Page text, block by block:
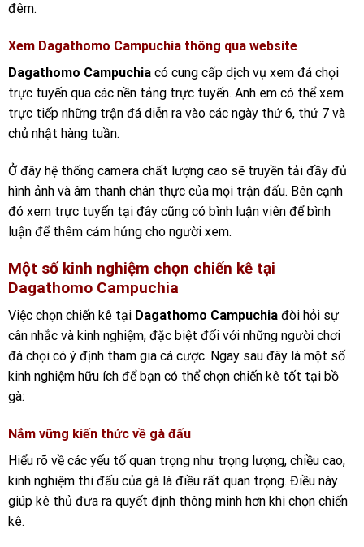
đêm.
Xem Dagathomo Campuchia thông qua website
Dagathomo Campuchia có cung cấp dịch vụ xem đá chọi
trực tuyến qua các nền tảng trực tuyến. Anh em có thể xem
trực tiếp những trận đá diễn ra vào các ngày thứ 6, thứ 7 và
chủ nhật hàng tuần.
Ở đây hệ thống camera chất lượng cao sẽ truyền tải đầy đủ
hình ảnh và âm thanh chân thực của mọi trận đấu. Bên cạnh
đó xem trực tuyến tại đây cũng có bình luận viên để bình
luận để thêm cảm hứng cho người xem.
Một số kinh nghiệm chọn chiến kê tại
Dagathomo Campuchia
Việc chọn chiến kê tại Dagathomo Campuchia đòi hỏi sự
cân nhắc và kinh nghiệm, đặc biệt đối với những người chơi
đá chọi có ý định tham gia cá cược. Ngay sau đây là một số
kinh nghiệm hữu ích để bạn có thể chọn chiến kê tốt tại bồ
gà:
Nắm vững kiến thức về gà đấu
Hiểu rõ về các yếu tố quan trọng như trọng lượng, chiều cao,
kinh nghiệm thi đấu của gà là điều rất quan trọng. Điều này
giúp kê thủ đưa ra quyết định thông minh hơn khi chọn chiến
kê.